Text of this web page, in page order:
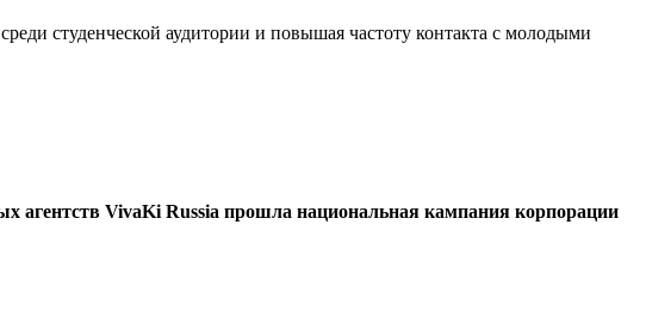
студенческой аудитории и повышая частоту контакта с молодыми
агентств VivaKi Russia прошла национальная кампания корпорации